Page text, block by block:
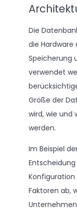
Die
die Hardware
Speicherung
verwendet
Größe der
wird, wie und
werden.
Im Beispiel
Konfiguration
Faktoren ab,